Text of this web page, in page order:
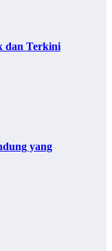
dan Terkini
yang